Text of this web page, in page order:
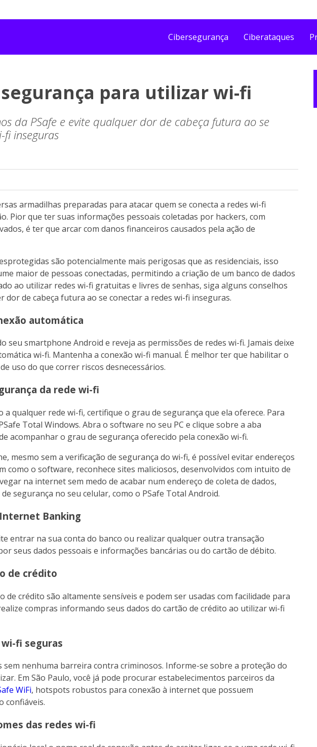
Cibersegurança Ciberataques
para utilizar wi-fi
da PSafe e evite qualquer dor de cabeça futura ao se
fi inseguras
armadilhas preparadas para atacar quem se conecta a redes wi-fi
Pior que ter suas informações pessoais coletadas por hackers, com
é ter que arcar com danos financeiros causados pela ação de
são potencialmente mais perigosas que as residenciais, isso
maior de pessoas conectadas, permitindo a criação de um banco de dados
ao utilizar redes wi-fi gratuitas e livres de senhas, siga alguns conselhos
dor de cabeça futura ao se conectar a redes wi-fi inseguras.
automática
seu smartphone Android e reveja as permissões de redes wi-fi. Jamais deixe
wi-fi. Mantenha a conexão wi-fi manual. É melhor ter que habilitar o
uso do que correr riscos desnecessários.
da rede wi-fi
a qualquer rede wi-fi, certifique o grau de segurança que ela oferece. Para
Total Windows. Abra o software no seu PC e clique sobre a aba
acompanhar o grau de segurança oferecido pela conexão wi-fi.
mesmo sem a verificação de segurança do wi-fi, é possível evitar endereços
como o software, reconhece sites maliciosos, desenvolvidos com intuito de
na internet sem medo de acabar num endereço de coleta de dados,
segurança no seu celular, como o PSafe Total Android.
Banking
entrar na sua conta do banco ou realizar qualquer outra transação
seus dados pessoais e informações bancárias ou do cartão de débito.
de crédito
de crédito são altamente sensíveis e podem ser usadas com facilidade para
compras informando seus dados do cartão de crédito ao utilizar wi-fi
fi seguras
sem nenhuma barreira contra criminosos. Informe-se sobre a proteção do
Em São Paulo, você já pode procurar estabelecimentos parceiros da
WiFi, hotspots robustos para conexão à internet que possuem
confiáveis.
das redes wi-fi